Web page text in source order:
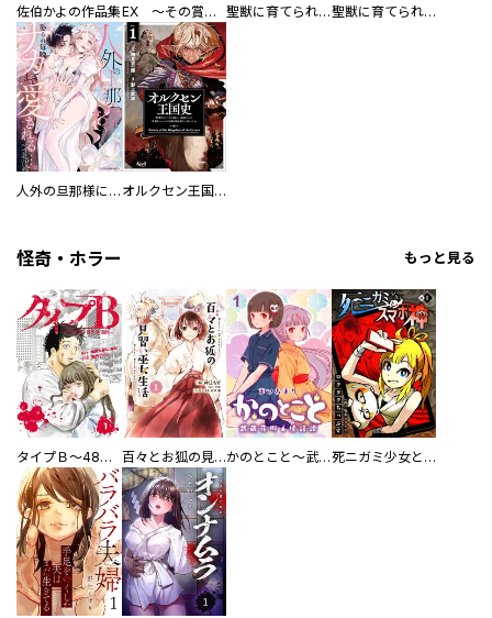
佐伯かよの作品集 EX ～その賞金稼ぎは、世界の出口を探す～【単行本版】 聖獣に育てられた少年の異世界ゆるり放浪記～神様からもらったチート魔法で、仲間たちとスローライフを満喫中～ 聖獣に育てられた少年の異世界ゆるり放浪記～神様からもらったチート魔法で、仲間たちとスローライフを満喫中～【分冊版】
人外の旦那様に娶られ毎晩ナカまで愛される…。アンソロジー オルクセン王国史
怪奇・ホラー もっと見る
タイプＢ～48時間後、致死率100％～【単話】 百々とお狐の見習い巫女生活【単行本版】 かのとこと～武蔵花町怪話譚～ 【連載版】 死ニガミ少女とスマホ神